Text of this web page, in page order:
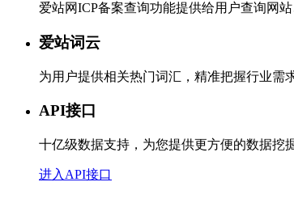
爱站网ICP备案查询功能提供给用户查询网
爱站词云
为用户提供相关热门词汇，精准把握行业需
API接口
十亿级数据支持，为您提供更方便的数据挖
进入API接口